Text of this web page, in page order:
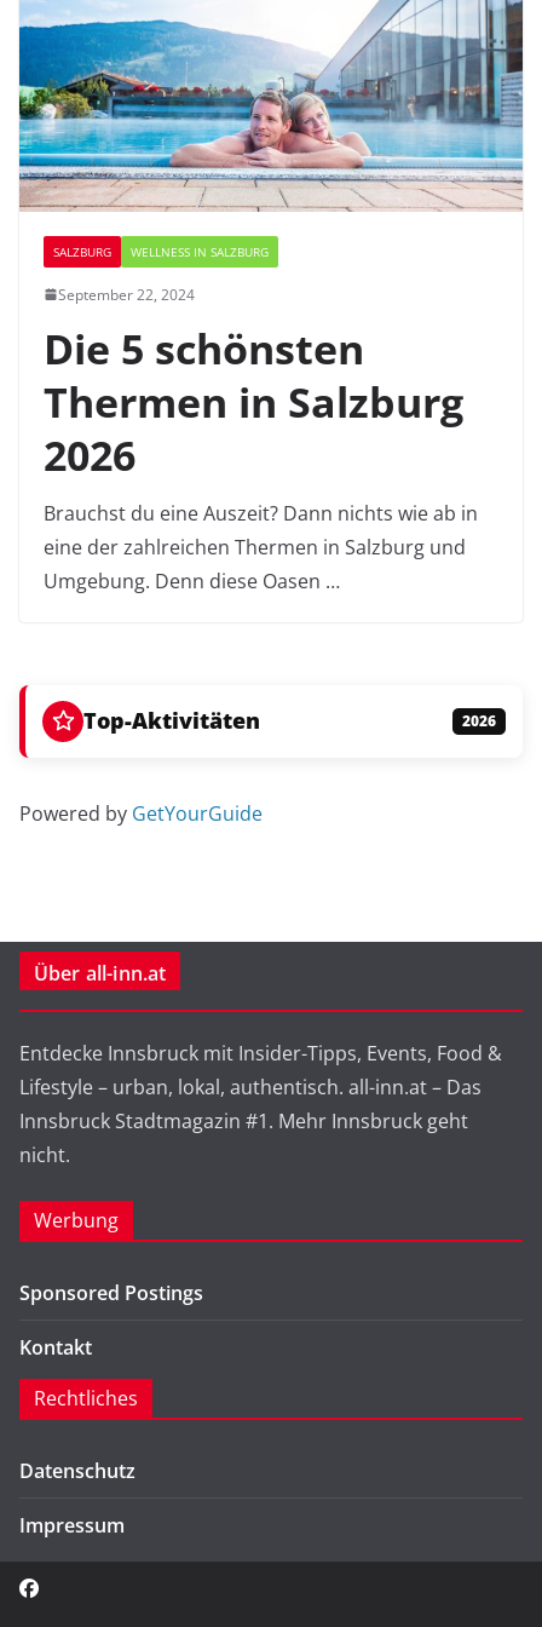
SALZBURG WELLNESS IN SALZBURG
September 22, 2024
Die 5 schönsten
Thermen in Salzburg
2026
Brauchst du eine Auszeit? Dann nichts wie ab in
eine der zahlreichen Thermen in Salzburg und
Umgebung. Denn diese Oasen …
Top-Aktivitäten 2026
Powered by GetYourGuide
Über all-inn.at
Entdecke Innsbruck mit Insider-Tipps, Events, Food &
Lifestyle – urban, lokal, authentisch. all-inn.at – Das
Innsbruck Stadtmagazin #1. Mehr Innsbruck geht
nicht.
Werbung
Sponsored Postings
Kontakt
Rechtliches
Datenschutz
Impressum